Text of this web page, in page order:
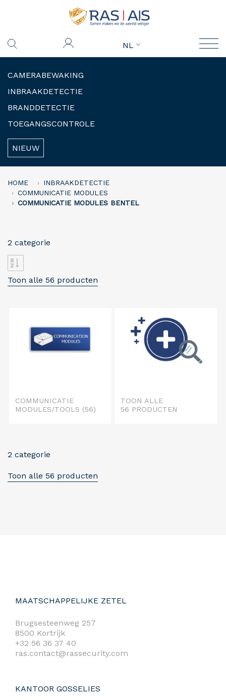
NL
CAMERABEWAKING
INBRAAKDETECTIE
BRANDDETECTIE
TOEGANGSCONTROLE
NIEUW
HOME
INBRAAKDETECTIE
COMMUNICATIE MODULES
COMMUNICATIE MODULES BENTEL
2 categorie
Toon alle 56 producten
COMMUNICATIE
MODULES/TOOLS (56)
TOON ALLE
56 PRODUCTEN
2 categorie
Toon alle 56 producten
MAATSCHAPPELIJKE ZETEL
Brugsesteenweg 257
8500 Kortrijk
+32 56 36 37 40
ras.contact@rassecurity.com
KANTOOR GOSSELIES